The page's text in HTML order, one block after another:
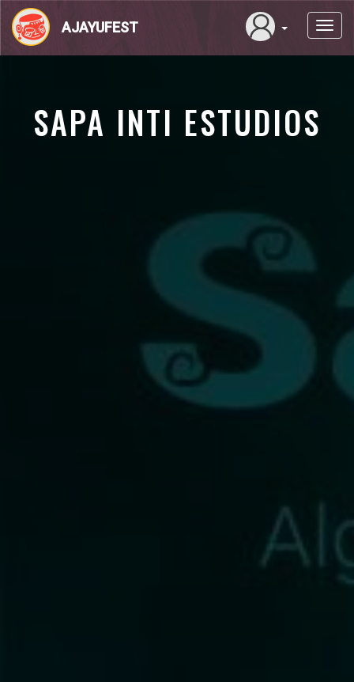
Pasar
contenido
principal
AJAYUFEST
SAPA INTI ESTUDIOS